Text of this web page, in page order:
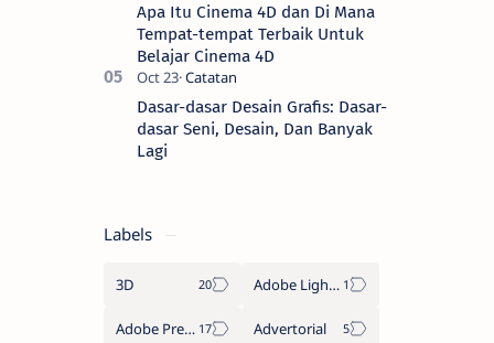
Apa Itu Cinema 4D dan Di Mana
Tempat-tempat Terbaik Untuk
Belajar Cinema 4D
Dasar-dasar Desain Grafis: Dasar-
dasar Seni, Desain, Dan Banyak
Lagi
Labels
3D Adobe Lightroom
Adobe Premiere Pro Advertorial